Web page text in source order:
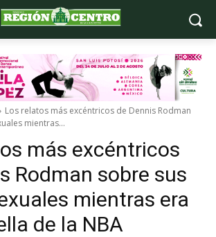
Los relatos más excéntricos de Dennis Rodman
mientras...
más excéntricos
Rodman sobre sus
mientras era
de la NBA